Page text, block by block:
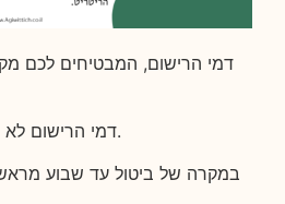
דמי הרישום, המבטיחים לכם
דמי הרישום לא יוחזרו במקרה של ביטול.